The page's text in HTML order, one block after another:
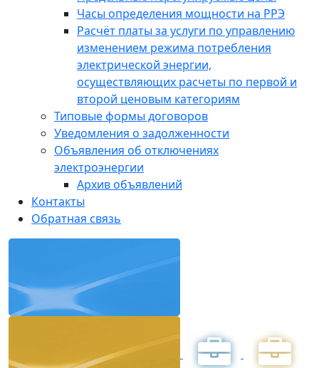
Часы определения мощности на РРЭ
Расчёт платы за услуги по управлению
изменением режима потребления
электрической энергии,
осуществляющих расчеты по первой и
второй ценовым категориям
Типовые формы договоров
Уведомления о задолженности
Объявления об отключениях
электроэнергии
Архив объявлений
Контакты
Обратная связь